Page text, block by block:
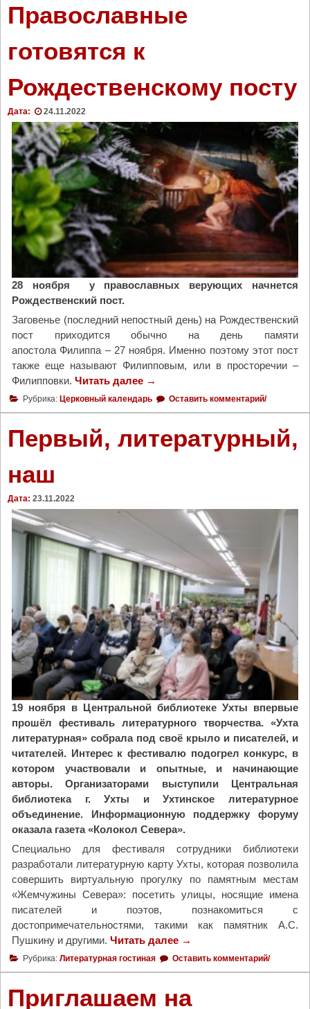
к
ы
а
р
е
п
р
о
х
о
д
я
т
Р
о
ж
д
е
т
в
е
н
с
и
а
з
е
л
ь
н
ы
е
ч
т
е
н
и
я
"
Православные
готовятся к
Рождественскому посту
Дата: 24.11.2022
28 ноября у православных верующих начнется
Рождественский пост.
Заговенье (последний непостный день) на Рождественский
пост приходится обычно на день памяти
апостола Филиппа – 27 ноября. Именно поэтому этот пост
также еще называют Филипповым, или в просторечии –
Филипповки. Читать далее "
П
р
е
г
о
т
о
в
я
т
с
я
Р
о
е
н
с
к
о
у
п
о
т
→
Рубрика: Церковный календарь Оставить комментарий/
Первый, литературный,
наш
Дата: 23.11.2022
19 ноября в Центральной библиотеке Ухты впервые
прошёл фестиваль литературного творчества. «Ухта
литературная» собрала под своё крыло и писателей, и
читателей. Интерес к фестивалю подогрел конкурс, в
котором участвовали и опытные, и начинающие
авторы. Организаторами выступили Центральная
библиотека г. Ухты и Ухтинское литературное
объединение. Информационную поддержку форуму
оказала газета «Колокол Севера».
Специально для фестиваля сотрудники библиотеки
разработали литературную карту Ухты, которая позволила
совершить виртуальную прогулку по памятным местам
«Жемчужины Севера»: посетить улицы, носящие имена
писателей и поэтов, познакомиться с
достопримечательностями, такими как памятник А.С.
Пушкину и другими. Читать далее "
П
е
в
→
Рубрика: Литературная гостиная Оставить комментарий/
Приглашаем на